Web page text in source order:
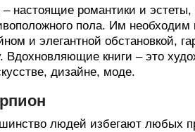
настоящие романтики и
пола. Им
и элегантной обстановкой,
Вдохновляющие книги – это
дизайне, моде.
людей избегают любых